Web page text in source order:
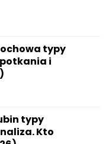
typy
i
typy
Kto